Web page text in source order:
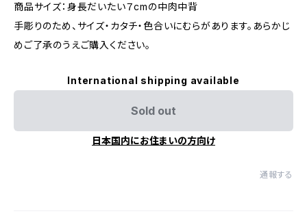
商品サイズ：身長だいたい７cmの中肉中背
手彫りのため、サイズ・カタチ・色合いにむらがあります。あらかじ
めご了承のうえご購入ください。
International shipping available
Sold out
日本国内にお住まいの方向け
通報する